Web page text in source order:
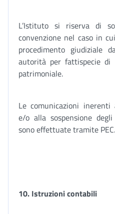
L’Istituto si riserva di
convenzione nel caso in
procedimento giudiziale
autorità per fattispecie di
patrimoniale.
Le comunicazioni inerenti
e/o alla sospensione
sono effettuate tramite PEC.
10. Istruzioni contabili